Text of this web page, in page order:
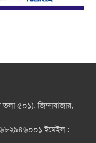
৫০১), জিন্দাবাজার,
ইমেইল :